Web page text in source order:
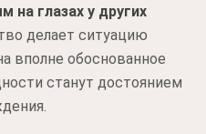
на глазах у других
делает ситуацию
вполне обоснованное
станут достоянием